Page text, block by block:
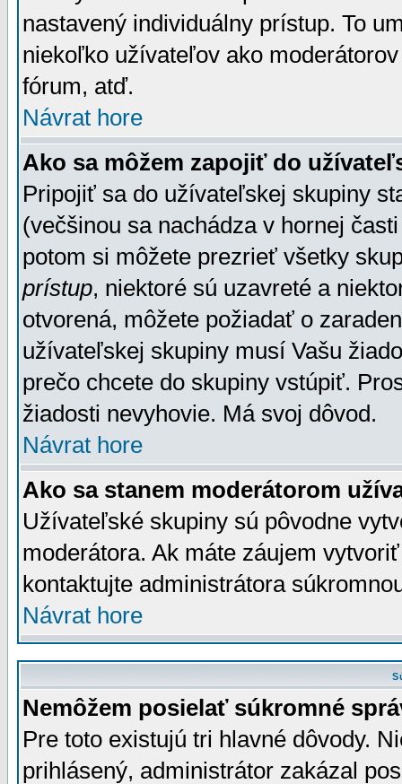
nastavený individuálny prístup. To
niekoľko užívateľov ako
fórum, atď.
Návrat hore
Ako sa môžem zapojiť do
Pripojiť sa do užívateľskej skupiny
(večšinou sa nachádza v hornej
potom si môžete prezrieť všetky
prístup, niektoré sú uzavreté a
otvorená, môžete požiadať o
užívateľskej skupiny musí Vašu
prečo chcete do skupiny vstúpiť.
žiadosti nevyhovie. Má svoj dôvod.
Návrat hore
Ako sa stanem moderátorom
Užívateľské skupiny sú pôvodne
moderátora. Ak máte záujem
kontaktujte administrátora
Návrat hore
Nemôžem posielať súkromné
Pre toto existujú tri hlavné dôvody.
prihlásený, administrátor zakázal